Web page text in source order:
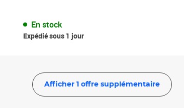
En stock
Expédié sous 1 jour
Afficher 1 offre supplémentaire